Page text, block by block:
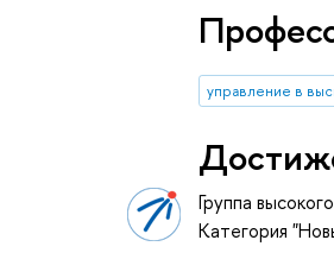
управление в
Группа
Категория